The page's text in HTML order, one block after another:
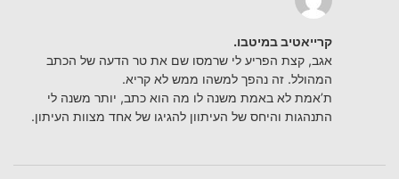
קרייאטיב במיטבו.
אגב, קצת הפריע לי שרמסו שם את טר הדעה של הכתב
המהולל. זה נהפך למשהו ממש לא קריא.
ת’אמת לא באמת משנה לו מה הוא כתב, יותר משנה לי
התנהגות והיחס של העיתוון להגיגו של אחד מצוות העיתון.